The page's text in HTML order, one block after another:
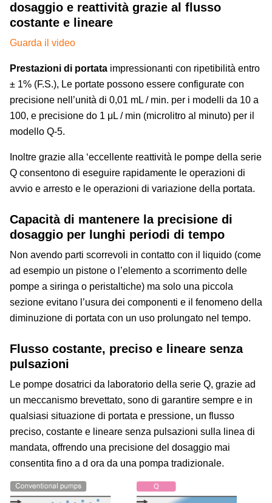
dosaggio e reattività grazie al flusso
costante e lineare
Guarda il video
Prestazioni di portata impressionanti con ripetibilità entro
± 1% (F.S.), Le portate possono essere configurate con
precisione nell’unità di 0,01 mL / min. per i modelli da 10 a
100, e precisione do 1 μL / min (microlitro al minuto) per il
modello Q-5.
Inoltre grazie alla ‘eccellente reattività le pompe della serie
Q consentono di eseguire rapidamente le operazioni di
avvio e arresto e le operazioni di variazione della portata.
Capacità di mantenere la precisione di
dosaggio per lunghi periodi di tempo
Non avendo parti scorrevoli in contatto con il liquido (come
ad esempio un pistone o l’elemento a scorrimento delle
pompe a siringa o peristaltiche) ma solo una piccola
sezione evitano l’usura dei componenti e il fenomeno della
diminuzione di portata con un uso prolungato nel tempo.
Flusso costante, preciso e lineare senza
pulsazioni
Le pompe dosatrici da laboratorio della serie Q, grazie ad
un meccanismo brevettato, sono di garantire sempre e in
qualsiasi situazione di portata e pressione, un flusso
preciso, costante e lineare senza pulsazioni sulla linea di
mandata, offrendo una precisione del dosaggio mai
consentita fino a d ora da una pompa tradizionale.